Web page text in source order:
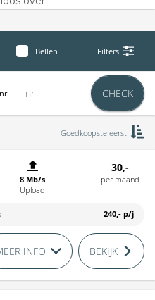
Bellen Filters
CHECK
Goedkoopste eerst
8 Mb/s
Upload
30,-
per maand
240,- p/j
INFO BEKIJK